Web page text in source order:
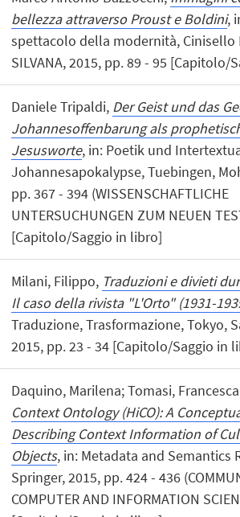
bellezza attraverso Proust e Boldini,
spettacolo della modernità, Cinisello
SILVANA, 2015, pp. 89 - 95 [Capitolo/
Daniele Tripaldi, Der Geist und das
Johannesoffenbarung als
Jesusworte, in: Poetik und
Johannesapokalypse, Tuebingen,
pp. 367 - 394 (WISSENSCHAFTLICHE
UNTERSUCHUNGEN ZUM NEUEN
[Capitolo/Saggio in libro]
Milani, Filippo, Traduzioni e divieti
Il caso della rivista "L'Orto" (1931-
Traduzione, Trasformazione, Tokyo,
2015, pp. 23 - 34 [Capitolo/Saggio in
Daquino, Marilena; Tomasi,
Context Ontology (HiCO): A
Describing Context Information of
Objects, in: Metadata and Semantics
Springer, 2015, pp. 424 - 436
COMPUTER AND INFORMATION